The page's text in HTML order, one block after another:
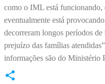
como o IML está funcionando,
eventualmente está
decorreram longos períodos
prejuízo das famílias
informações são do Ministério